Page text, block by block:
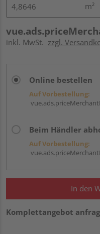
m²
inkl. MwSt. zzgl.
Online bestellen
Auf Vorbestellung:
Beim Händler
Auf Vorbestellung:
In den
Komplettangebot